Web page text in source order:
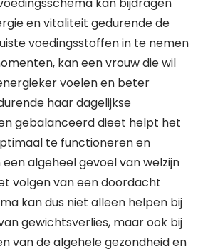
en vitaliteit gedurende de
voedingsstoffen in te nemen
kan een vrouw die wil
voelen en beter
haar dagelijkse
gebalanceerd dieet helpt het
te functioneren en
algeheel gevoel van welzijn
volgen van een doordacht
kan dus niet alleen helpen bij
gewichtsverlies, maar ook bij
van de algehele gezondheid en